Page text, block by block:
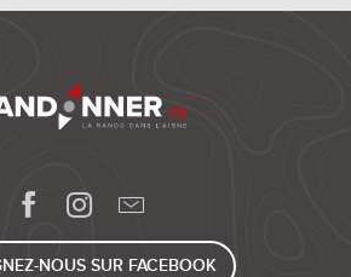
NOUS SUR FACEBOOK